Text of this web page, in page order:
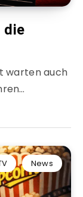
die
warten auch
News